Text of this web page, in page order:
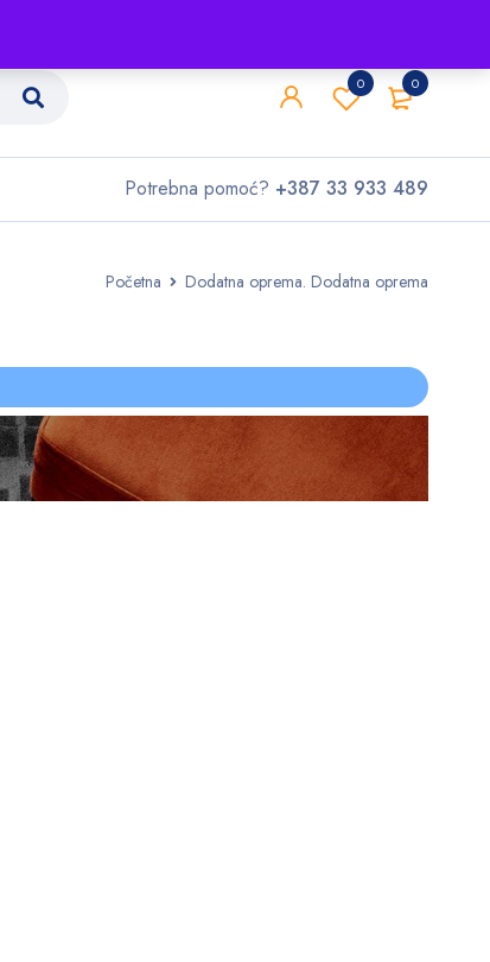
0
0
Potrebna pomoć? +387 33 933 489
Početna Dodatna oprema. Dodatna oprema